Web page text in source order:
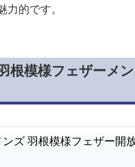
的です。
根模様フェザーメ